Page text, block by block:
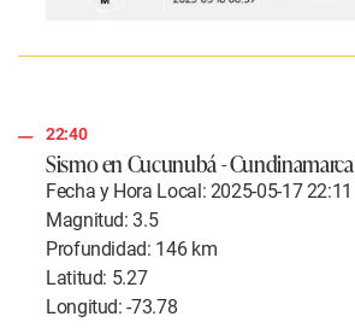
22:40
Sismo en Cucunubá - Cundinamarca
Fecha y Hora Local: 2025-05-17 22:11
Magnitud: 3.5
Profundidad: 146 km
Latitud: 5.27
Longitud: -73.78